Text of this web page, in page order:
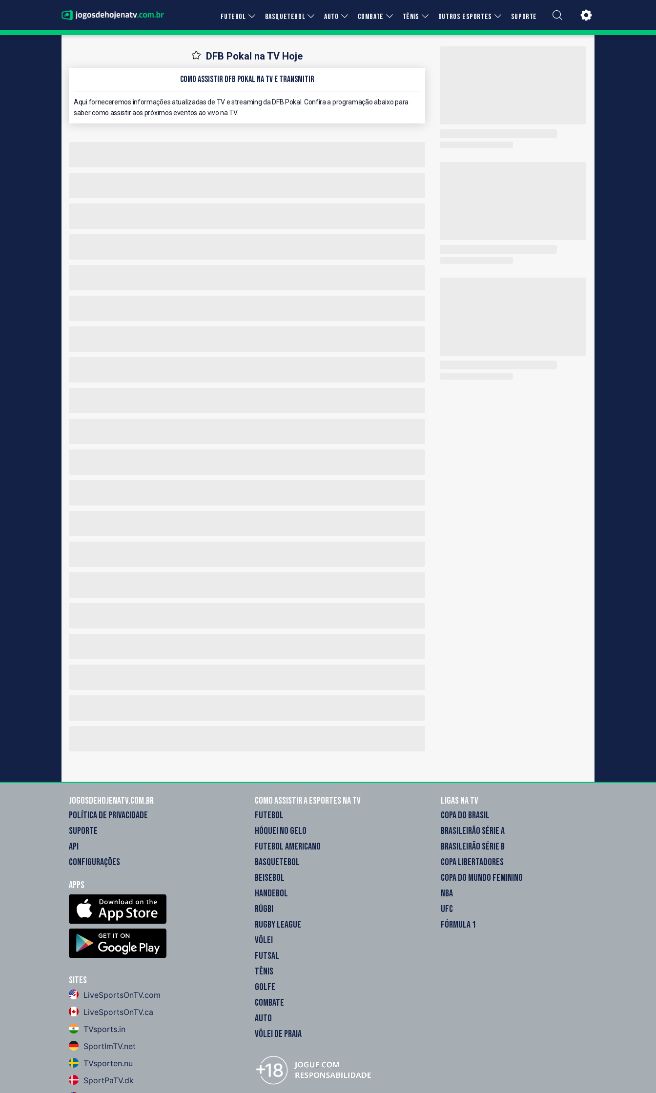
FUTEBOL BASQUETEBOL AUTO COMBATE TÊNIS OUTROS ESPORTES SUPORTE
DFB Pokal na TV Hoje
Como Assistir DFB Pokal na TV e Transmitir
Aqui forneceremos informações atualizadas de TV e streaming da DFB Pokal. Confira a programação abaixo para
saber como assistir aos próximos eventos ao vivo na TV.
Jogosdehojenatv.com.br
POLÍTICA DE PRIVACIDADE
SUPORTE
API
CONFIGURAÇÕES
Apps
Sites
LiveSportsOnTV.com
LiveSportsOnTV.ca
TVsports.in
SportImTV.net
TVsporten.nu
SportPaTV.dk
Como assistir a esportes na TV
FUTEBOL
HÓQUEI NO GELO
FUTEBOL AMERICANO
BASQUETEBOL
BEISEBOL
HANDEBOL
RÚGBI
RUGBY LEAGUE
VÔLEI
FUTSAL
TÊNIS
GOLFE
COMBATE
AUTO
VÔLEI DE PRAIA
Ligas na TV
COPA DO BRASIL
BRASILEIRÃO SÉRIE A
BRASILEIRÃO SÉRIE B
COPA LIBERTADORES
COPA DO MUNDO FEMININO
NBA
UFC
FÓRMULA 1